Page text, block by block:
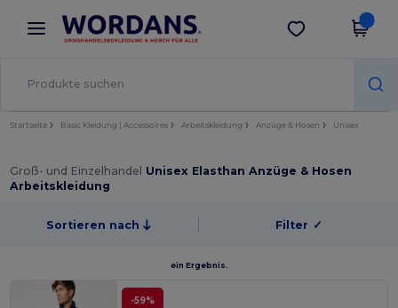
× Wordans App
Bessere Preise in der App!
App holen
Startseite Basic Kleidung | Accessoires Arbeitskleidung Anzüge & Hosen Unisex
Groß- und Einzelhandel Unisex Elasthan Anzüge & Hosen
Arbeitskleidung
Sortieren nach Filter ✓
ein Ergebnis.
-59%